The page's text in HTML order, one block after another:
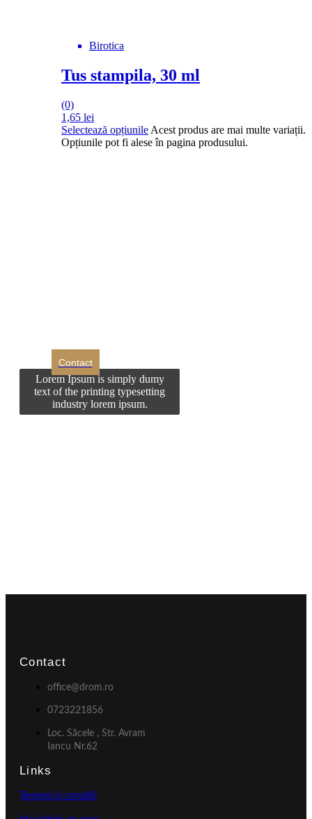
Birotica
Tus stampila, 30 ml
(0)
1,65 lei
Selectează opțiunile Acest produs are mai multe variații.
Opțiunile pot fi alese în pagina produsului.
Contact
Lorem Ipsum is simply dumy
text of the printing typesetting
industry lorem ipsum.
Contact
office@drom.ro
0723221856
Loc. Săcele , Str. Avram
Iancu Nr.62
Links
Termeni si conditii